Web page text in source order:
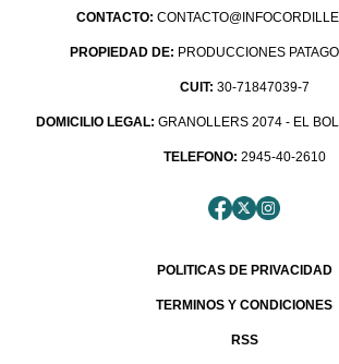
CONTACTO:
PROPIEDAD DE: PRODUCCIONES
CUIT: 30-71847039-7
DOMICILIO LEGAL: GRANOLLERS 2074 - EL
TELEFONO: 2945-40-2610
POLITICAS DE PRIVACIDAD
TERMINOS Y CONDICIONES
RSS